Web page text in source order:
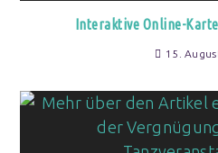
Interaktive Online-
15.